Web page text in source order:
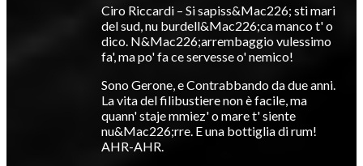
Ciro Riccardi – Si sapiss&Mac226; sti mari
del sud, nu burdell&Mac226;ca manco t' o
dico. N&Mac226;arrembaggio vulessimo
fa', ma po' fa ce servesse o' nemico!
Sono Gerone, e Contrabbando da due anni.
La vita del filibustiere non è facile, ma
quann' staje mmiez' o mare t' siente
nu&Mac226;rre. E una bottiglia di rum!
AHR-AHR.